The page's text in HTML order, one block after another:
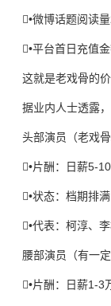
•微博话题阅读
•平台首日充值
这就是老戏骨的
据业内人士透露
头部演员（老戏
•片酬：日薪5-
•状态：档期排
•代表：柯淳、
腰部演员（有一
•片酬：日薪1-3